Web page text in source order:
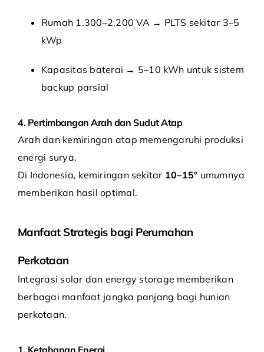
Rumah 1.300–2.200 VA → PLTS sekitar 3–5
kWp
Kapasitas baterai → 5–10 kWh untuk sistem
backup parsial
4. Pertimbangan Arah dan Sudut Atap
Arah dan kemiringan atap memengaruhi produksi
energi surya.
Di Indonesia, kemiringan sekitar 10–15° umumnya
memberikan hasil optimal.
Manfaat Strategis bagi Perumahan
Perkotaan
Integrasi solar dan energy storage memberikan
berbagai manfaat jangka panjang bagi hunian
perkotaan.